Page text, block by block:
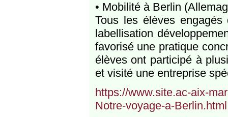
• Mobilité à Berlin
Tous les élèves
labellisation
favorisé une pratique
élèves ont participé à
et visité une entreprise
https://www.site.ac-aix-
Notre-voyage-a-Berlin.html